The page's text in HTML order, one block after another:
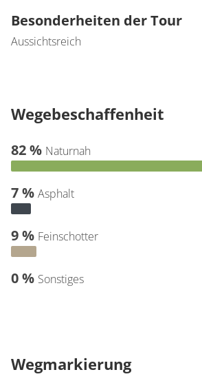
Besonderheiten der Tour
Aussichtsreich
Wegebeschaffenheit
82 % Naturnah
7 % Asphalt
9 % Feinschotter
0 % Sonstiges
Wegmarkierung